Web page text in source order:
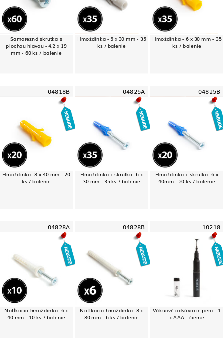
Samorezná skrutka s
plochou hlavou - 4,2 x 19
mm - 60 ks / balenie
Hmoždinka - 6 x 30 mm - 35
ks / balenie
Hmoždinka - 6 x 30 mm - 35
ks / balenie
04818B
Hmoždinka- 8 x 40 mm - 20
ks / balenie
04825A
Hmoždinka + skrutka- 6 x
30 mm - 35 ks / balenie
04825B
Hmoždinka + skrutka- 6 x
40mm - 20 ks / balenie
04828A
Natĺkacia hmoždinka- 6 x
40 mm - 10 ks / balenie
04828B
Natĺkacia hmoždinka- 8 x
80 mm - 6 ks / balenie
10218
Vákuové odsávacie pero - 1
x AAA - čierne